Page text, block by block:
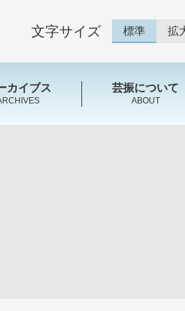
文字サイズ 標準 拡
カイブス 芸振について
ABOUT